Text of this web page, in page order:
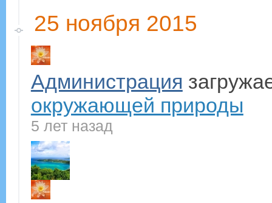
25 ноября 2015
Администрация
окружающей природы
5 лет назад